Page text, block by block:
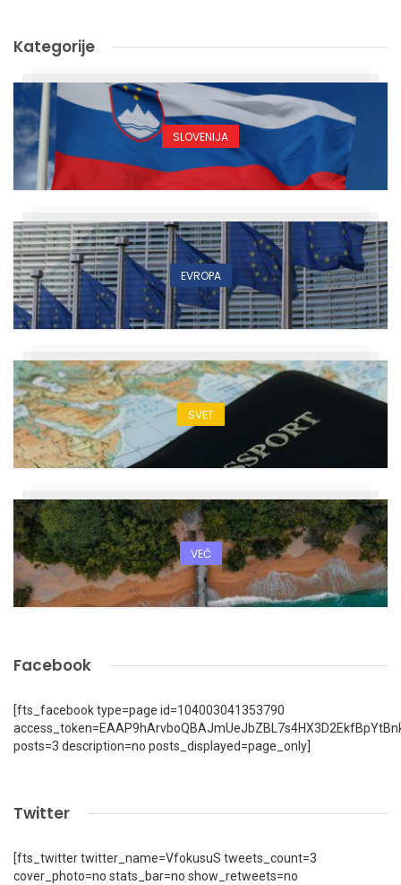
Kategorije
SLOVENIJA
EVROPA
SVET
VEČ
Facebook
[fts_facebook type=page id=104003041353790
posts=3 description=no posts_displayed=page_only]
Twitter
[fts_twitter twitter_name=VfokusuS tweets_count=3
cover_photo=no stats_bar=no show_retweets=no